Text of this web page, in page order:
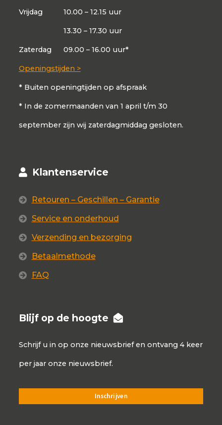
Vrijdag 10.00 – 12.15 uur
13.30 – 17.30 uur
Zaterdag 09.00 – 16.00 uur*
Openingstijden >
* Buiten openingtijden op afspraak
* In de zomermaanden van 1 april t/m 30
september zijn wij zaterdagmiddag gesloten.
Klantenservice
Retouren – Geschillen – Garantie
Service en onderhoud
Verzending en bezorging
Betaalmethode
FAQ
Blijf op de hoogte
Schrijf u in op onze nieuwsbrief en ontvang 4 keer
per jaar onze nieuwsbrief.